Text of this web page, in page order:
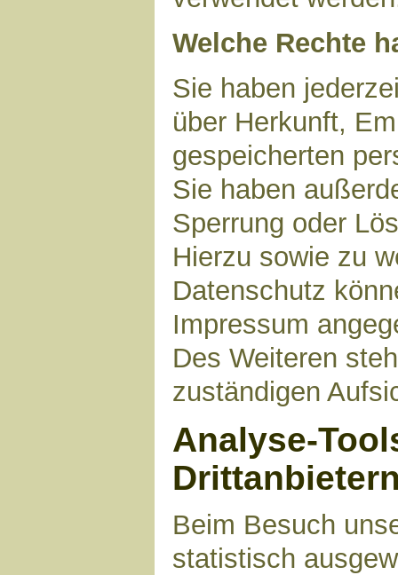
Welche Rechte
Sie haben
über Herkunft,
gespeicherten
Sie haben
Sperrung oder
Hierzu sowie zu
Datenschutz
Impressum
Des Weiteren
zuständigen
Analyse-
Beim Besuch
statistisch